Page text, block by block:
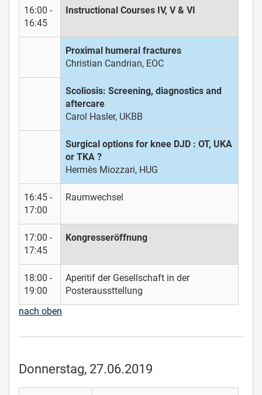
16:00 -
16:45
Instructional Courses IV, V & VI
Proximal humeral fractures
Christian Candrian, EOC
Scoliosis: Screening, diagnostics and
aftercare
Carol Hasler, UKBB
Surgical options for knee DJD : OT, UKA
or TKA ?
Hermès Miozzari, HUG
16:45 -
17:00
Raumwechsel
17:00 -
17:45
Kongresseröffnung
18:00 -
19:00
Aperitif der Gesellschaft in der
Posteraussttellung
nach oben
Donnerstag, 27.06.2019